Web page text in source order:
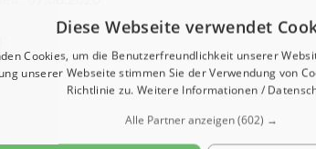
Gehalt
Diese Webseite verwendet
Cookies, um die Benutzerfreundlichkeit unserer
unserer Webseite stimmen Sie der Verwendung von
Richtlinie zu. Weitere Informationen /
Alle Partner anzeigen(602) →